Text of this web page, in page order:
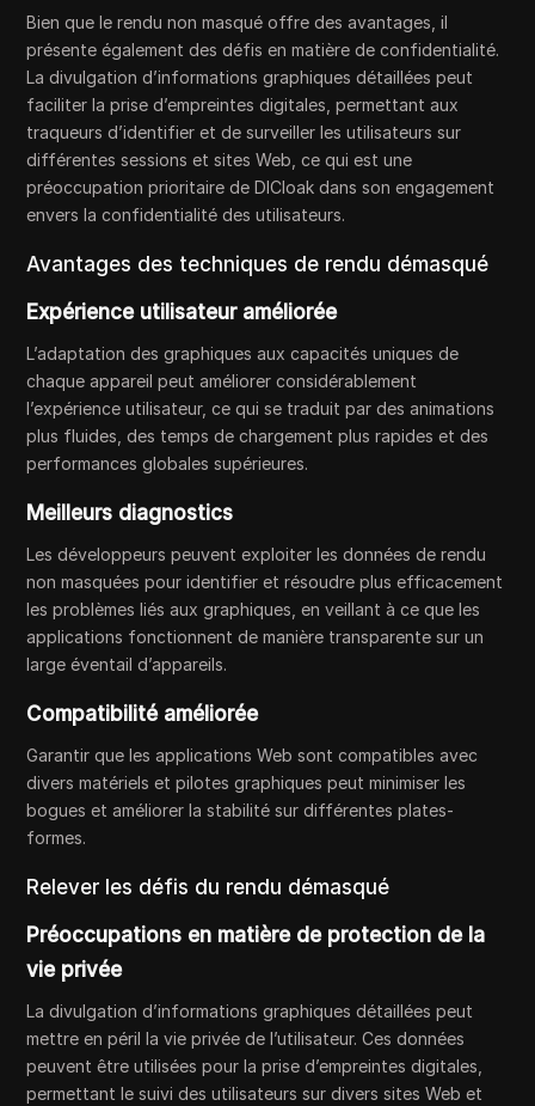
Bien que le rendu non masqué offre des avantages, il
présente également des défis en matière de confidentialité.
La divulgation d’informations graphiques détaillées peut
faciliter la prise d’empreintes digitales, permettant aux
traqueurs d’identifier et de surveiller les utilisateurs sur
différentes sessions et sites Web, ce qui est une
préoccupation prioritaire de DICloak dans son engagement
envers la confidentialité des utilisateurs.
Avantages des techniques de rendu démasqué
Expérience utilisateur améliorée
L’adaptation des graphiques aux capacités uniques de
chaque appareil peut améliorer considérablement
l’expérience utilisateur, ce qui se traduit par des animations
plus fluides, des temps de chargement plus rapides et des
performances globales supérieures.
Meilleurs diagnostics
Les développeurs peuvent exploiter les données de rendu
non masquées pour identifier et résoudre plus efficacement
les problèmes liés aux graphiques, en veillant à ce que les
applications fonctionnent de manière transparente sur un
large éventail d’appareils.
Compatibilité améliorée
Garantir que les applications Web sont compatibles avec
divers matériels et pilotes graphiques peut minimiser les
bogues et améliorer la stabilité sur différentes plates-
formes.
Relever les défis du rendu démasqué
Préoccupations en matière de protection de la
vie privée
La divulgation d’informations graphiques détaillées peut
mettre en péril la vie privée de l’utilisateur. Ces données
peuvent être utilisées pour la prise d’empreintes digitales,
permettant le suivi des utilisateurs sur divers sites Web et